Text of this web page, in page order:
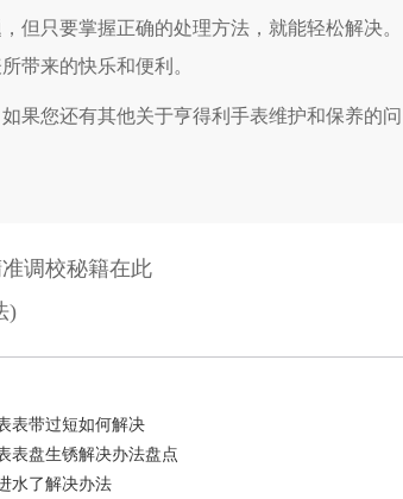
只要掌握正确的处理方法，就能轻松解决。
带来的快乐和便利。
果您还有其他关于亨得利手表维护和保养的问
调校秘籍在此
)
表带过短如何解决
表盘生锈解决办法盘点
水了解决办法